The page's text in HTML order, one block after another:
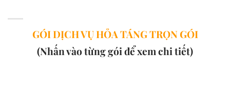
GÓI DỊCH VỤ HỎA TÁNG TRỌN GÓI
(Nhấn vào từng gói để xem chi tiết)